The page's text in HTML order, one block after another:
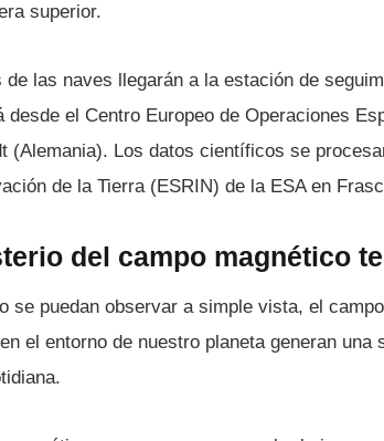
superior.
de las naves llegarán a la estación de
desde el Centro Europeo de Operaciones
(Alemania). Los datos cientí­ficos se
de la Tierra (ESRIN) de la ESA en
del campo magnético
se puedan observar a simple vista, el
el entorno de nuestro planeta generan